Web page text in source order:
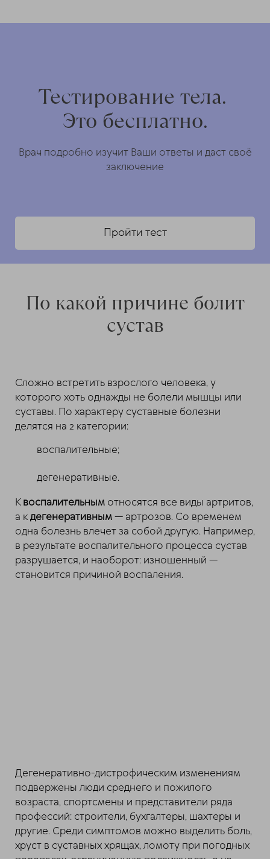
Тестирование тела.
Это бесплатно.
Врач подробно изучит Ваши ответы и даст своё
заключение
Пройти тест
По какой причине болит
сустав
Сложно встретить взрослого человека, у
которого хоть однажды не болели мышцы или
суставы. По характеру суставные болезни
делятся на 2 категории:
воспалительные;
дегенеративные.
Квоспалительным относятся все виды артритов,
а кдегенеративным— артрозов. Со временем
одна болезнь влечет за собой другую. Например,
в результате воспалительного процесса сустав
разрушается, и наоборот: изношенный —
становится причиной воспаления.
Дегенеративно-дистрофическим изменениям
подвержены люди среднего и пожилого
возраста, спортсмены и представители ряда
профессий: строители, бухгалтеры, шахтеры и
другие. Среди симптомов можно выделить боль,
хруст в суставных хрящах, ломоту при погодных